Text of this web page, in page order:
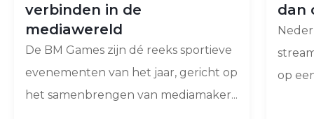
verbinden in de
mediawereld
De BM Games zijn dé reeks sportieve
evenementen van het jaar, gericht op
het samenbrengen van mediamaker...
dan
op